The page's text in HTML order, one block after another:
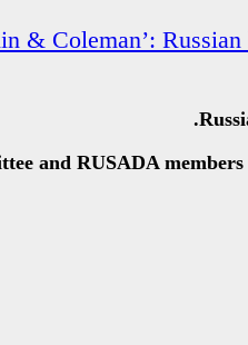
& Coleman’:
and RUSADA